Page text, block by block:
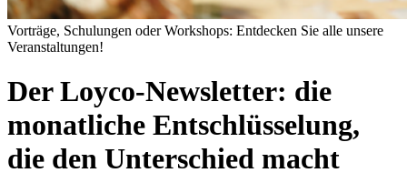
Vorträge, Schulungen oder Workshops: Entdecken Sie alle unsere
Veranstaltungen!
Der Loyco-Newsletter: die
monatliche Entschlüsselung,
die den Unterschied macht